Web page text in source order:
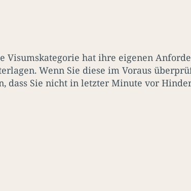
Visumskategorie hat ihre eigenen
Wenn Sie diese im Voraus
dass Sie nicht in letzter Minute vor